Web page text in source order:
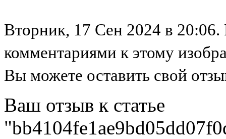
Вторник, 17 Сен 2024 в
комментариями к этому
Вы можете оставить свой
Ваш отзыв к статье